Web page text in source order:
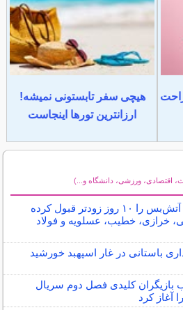
هیچی سفر تابستونی نمیشه!
ارزانترین تورها اینجاست
اقتصادی، ورزشی، دانشگاه و...)
عراقچی: اگر آتش‌بس را ۱۰ روز زودتر قبول کرده
خرازی، خطیب، عسلویه و فولاد
باستانی در غار اسپهبد خورشید
بازیگران کلیدی فصل دوم سریال